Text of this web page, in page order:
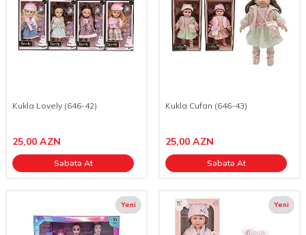
Kukla Lovely (646-42)
25,00 AZN
Səbətə At
Kukla Cufan (646-43)
25,00 AZN
Səbətə At
Yeni Yeni